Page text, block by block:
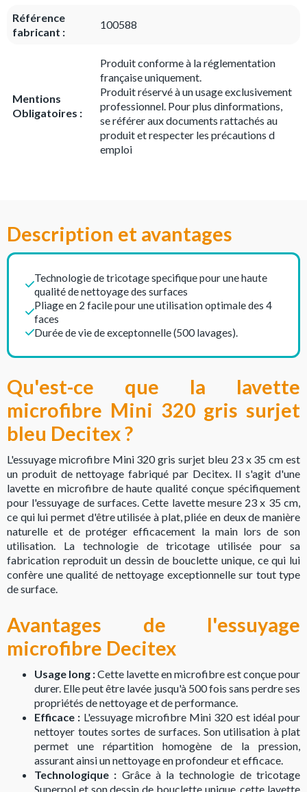
Référence
fabricant :
100588
Mentions
Obligatoires :
Produit conforme à la réglementation
française uniquement.
Produit réservé à un usage exclusivement
professionnel. Pour plus dinformations,
se référer aux documents rattachés au
produit et respecter les précautions d
emploi
Description et avantages
Technologie de tricotage specifique pour une haute
qualité de nettoyage des surfaces
Pliage en 2 facile pour une utilisation optimale des 4
faces
Durée de vie de exceptonnelle (500 lavages).
Qu'est-ce que la lavette
microfibre Mini 320 gris surjet
bleu Decitex ?
L'essuyage microfibre Mini 320 gris surjet bleu 23 x 35 cm est
un produit de nettoyage fabriqué par Decitex. Il s'agit d'une
lavette en microfibre de haute qualité conçue spécifiquement
pour l'essuyage de surfaces. Cette lavette mesure 23 x 35 cm,
ce qui lui permet d'être utilisée à plat, pliée en deux de manière
naturelle et de protéger efficacement la main lors de son
utilisation. La technologie de tricotage utilisée pour sa
fabrication reproduit un dessin de bouclette unique, ce qui lui
confère une qualité de nettoyage exceptionnelle sur tout type
de surface.
Avantages de l'essuyage
microfibre Decitex
Usage long :Cette lavette en microfibre est conçue pour
durer. Elle peut être lavée jusqu'à 500 fois sans perdre ses
propriétés de nettoyage et de performance.
Efficace : L'essuyage microfibre Mini 320 est idéal pour
nettoyer toutes sortes de surfaces. Son utilisation à plat
permet une répartition homogène de la pression,
assurant ainsi un nettoyage en profondeur et efficace.
Technologique : Grâce à la technologie de tricotage
Superpol et son dessin de bouclette unique, cette lavette